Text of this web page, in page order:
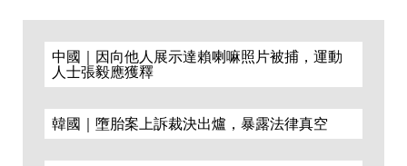
中國｜因向他人展示達賴喇嘛照片被捕，運動
人士張毅應獲釋
韓國｜墮胎案上訴裁決出爐，暴露法律真空